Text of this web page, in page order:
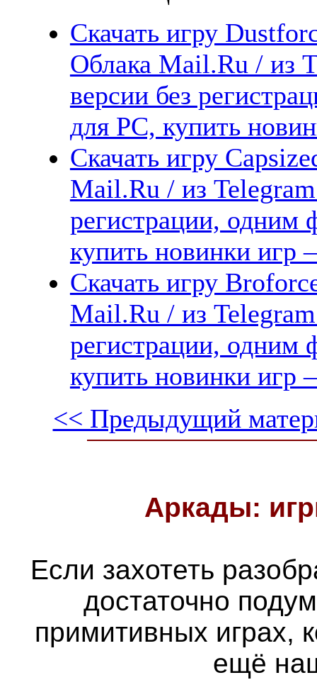
Скачать игру
Облака Mail.Ru / из
версии без
для PC, купить
Скачать игру
Mail.Ru / из
регистрации, одним
купить новинки
Скачать игру
Mail.Ru / из
регистрации, одним
купить новинки
<< Предыдущий
Аркады:
Если захотеть
достаточно
примитивных играх,
ещё